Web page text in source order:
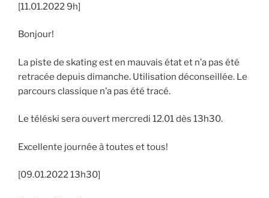
[11.01.2022 9h]
Bonjour!
La piste de skating est en mauvais état et n’a pas été
retracée depuis dimanche. Utilisation déconseillée. Le
parcours classique n’a pas été tracé.
Le téléski sera ouvert mercredi 12.01 dès 13h30.
Excellente journée à toutes et tous!
[09.01.2022 13h30]